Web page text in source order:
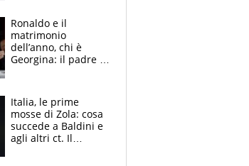
Ronaldo e il
matrimonio
dell’anno, chi è
Georgina: il padre in
social
Italia, le prime
mosse di Zola: cosa
succede a Baldini e
agli altri ct. Il